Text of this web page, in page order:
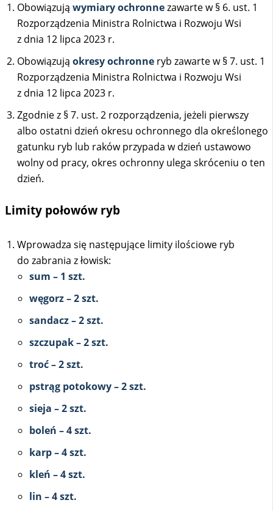
Obowiązują wymiary ochronnezawarte w § 6. ust. 1
Rozporządzenia Ministra Rolnictwa i Rozwoju Wsi
z dnia 12 lipca 2023 r.
Obowiązują okresy ochronne ryb zawarte w § 7. ust. 1
Rozporządzenia Ministra Rolnictwa i Rozwoju Wsi
z dnia 12 lipca 2023 r.
Zgodnie z § 7. ust. 2 rozporządzenia, jeżeli pierwszy
albo ostatni dzień okresu ochronnego dla określonego
gatunku ryb lub raków przypada w dzień ustawowo
wolny od pracy, okres ochronny ulega skróceniu o ten
dzień.
Limity połowów ryb
Wprowadza się następujące limity ilościowe ryb
do zabrania z łowisk:
sum – 1 szt.
węgorz – 2 szt.
sandacz – 2 szt.
szczupak – 2 szt.
troć – 2 szt.
pstrąg potokowy – 2 szt.
sieja – 2 szt.
boleń – 4 szt.
karp – 4 szt.
kleń – 4 szt.
lin – 4 szt.